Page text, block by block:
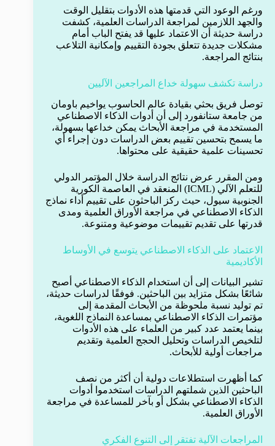
ورغم الوعود التي قدمتها هذه الأدوات بتقليل الوقت
والجهد اللازمين لمراجعة الدراسات العلمية، كشفت
دراسة حديثة أن الاعتماد عليها قد يفتح الباب أمام
مشكلات جديدة تتعلق بجودة التقييم وإمكانية التلاعب
بنتائج المراجعة.
دراسة تكشف سهولة خداع المراجعين الآليين
توصل فريق بحثي بقيادة عالم الحاسوب يواخيم باومان
من جامعة ستانفورد إلى أن أدوات الذكاء الاصطناعي
المستخدمة في مراجعة الأبحاث يمكن خداعها بسهولة،
ما يسمح بتحسين تقييم بعض الدراسات دون إجراء أي
تحسينات علمية حقيقية على محتواها.
ومن المقرر عرض نتائج الدراسة خلال المؤتمر الدولي
للتعلم الآلي (ICML) المنعقد في العاصمة الكورية
الجنوبية سيول، حيث ركز الباحثون على تقييم أداء نماذج
الذكاء الاصطناعي في مراجعة الأوراق العلمية ومدى
قدرتها على تقديم تقييمات موضوعية ومتنوعة.
الاعتماد على الذكاء الاصطناعي يتوسع في الأوساط
الأكاديمية
تشير البيانات إلى أن استخدام الذكاء الاصطناعي أصبح
شائعًا بشكل متزايد بين الباحثين. فوفقًا لدراسات حديثة،
تم توليد نسبة ملحوظة من الأبحاث المقدمة إلى
مؤتمرات الذكاء الاصطناعي بمساعدة النماذج اللغوية،
بينما يعتمد عدد كبير من العلماء على هذه الأدوات
لتلخيص الدراسات وتحليل الحجج العلمية وتقديم
مراجعات أولية للأبحاث.
كما أظهرت استطلاعات دولية أن أكثر من نصف
الباحثين الذين شملتهم الدراسات استخدموا أدوات
الذكاء الاصطناعي بشكل أو بآخر للمساعدة في مراجعة
الأوراق العلمية.
المراجعات الآلية تفتقر إلى التنوع الفكري